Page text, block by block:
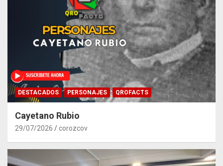
DESTACADOS PERSONAJES QROFACTS
Cayetano Rubio
29/07/2026 corozcov